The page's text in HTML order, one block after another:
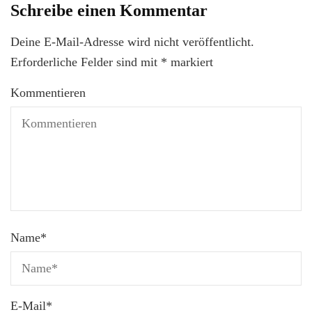
Schreibe einen Kommentar
Deine E-Mail-Adresse wird nicht veröffentlicht.
Erforderliche Felder sind mit * markiert
Kommentieren
Name*
E-Mail*